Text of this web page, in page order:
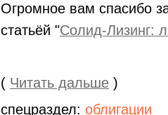
Огромное вам спасибо
статьёй "Солид-Лизинг:
( Читать дальше )
спецраздел: облигации